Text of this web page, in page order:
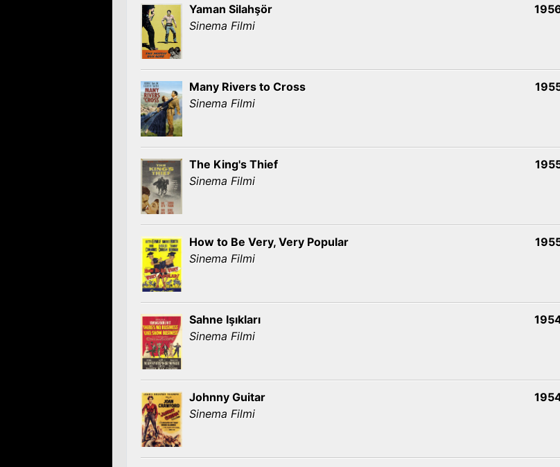
Yaman Silahşör
Sinema Filmi
Many Rivers to Cross
Sinema Filmi
The King's Thief
Sinema Filmi
How to Be Very, Very Popular
Sinema Filmi
Sahne Işıkları
Sinema Filmi
Johnny Guitar
Sinema Filmi